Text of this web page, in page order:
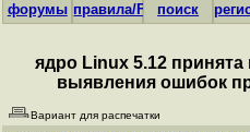
форумы правила/FAQпоиск
ядро Linux 5.12
выявления ошибок
Вариант для распечатки